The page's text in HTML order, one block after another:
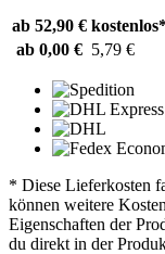
ab 52,90 €
ab 0,00 € 5,79 €
* Diese Lieferkosten
können weitere
Eigenschaften der
du direkt in der